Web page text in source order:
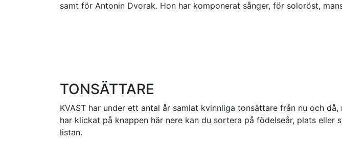
samt för Antonin Dvorak. Hon har komponerat sånger, för soloröst,
TONSÄTTARE
KVAST har under ett antal år samlat kvinnliga tonsättare från nu och
har klickat på knappen här nere kan du sortera på födelseår, plats eller
listan.